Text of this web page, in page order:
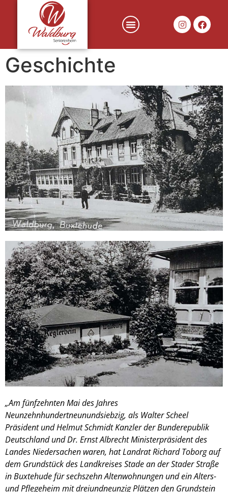
Geschichte
„Am fünfzehnten Mai des Jahres
Neunzehnhundertneunundsiebzig, als Walter Scheel
Präsident und Helmut Schmidt Kanzler der Bunderepublik
Deutschland und Dr. Ernst Albrecht Ministerpräsident des
Landes Niedersachen waren, hat Landrat Richard Toborg auf
dem Grundstück des Landkreises Stade an der Stader Straße
in Buxtehude für sechszehn Altenwohnungen und ein Alters-
und Pflegeheim mit dreiundneunzig Plätzen den Grundstein